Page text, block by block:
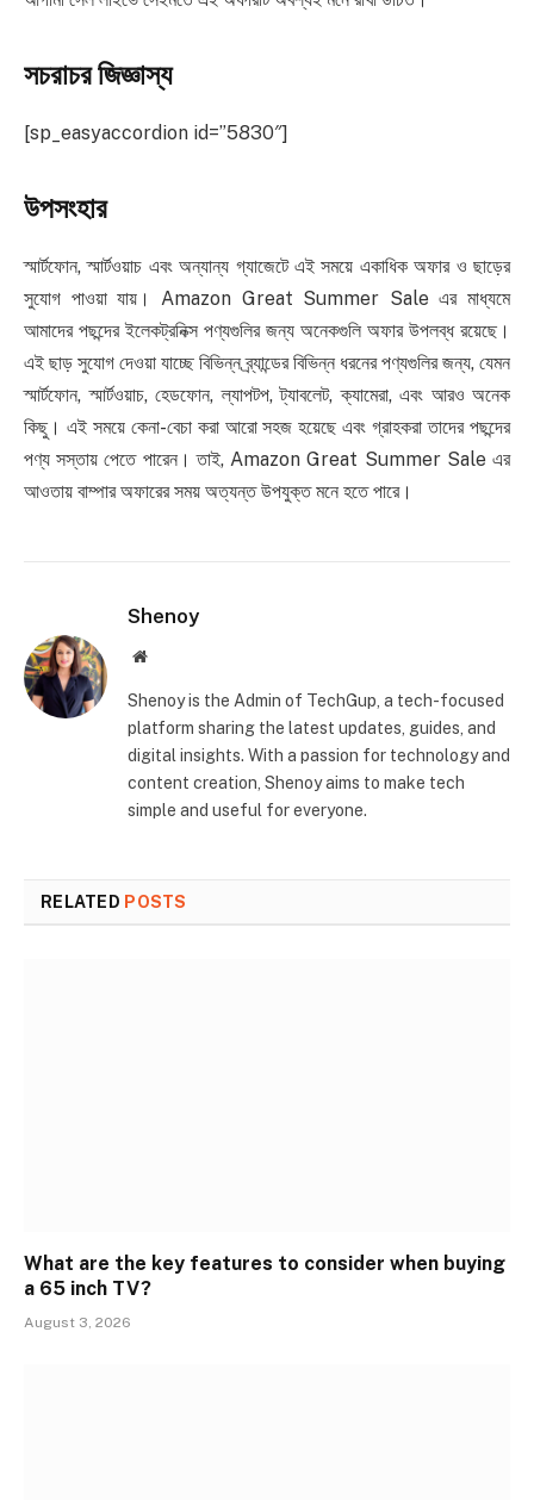
সচরাচর জিজ্ঞাস্য
[sp_easyaccordion id=”5830″]
উপসংহার
স্মার্টফোন, স্মার্টওয়াচ এবং অন্যান্য গ্যাজেটে এই সময়ে একাধিক অফার ও ছাড়ের
সুযোগ পাওয়া যায়। Amazon Great Summer Sale এর মাধ্যমে
আমাদের পছন্দের ইলেকট্রনিক্স পণ্যগুলির জন্য অনেকগুলি অফার উপলব্ধ রয়েছে।
এই ছাড় সুযোগ দেওয়া যাচ্ছে বিভিন্ন ব্র্যান্ডের বিভিন্ন ধরনের পণ্যগুলির জন্য, যেমন
স্মার্টফোন, স্মার্টওয়াচ, হেডফোন, ল্যাপটপ, ট্যাবলেট, ক্যামেরা, এবং আরও অনেক
কিছু। এই সময়ে কেনা-বেচা করা আরো সহজ হয়েছে এবং গ্রাহকরা তাদের পছন্দের
পণ্য সস্তায় পেতে পারেন। তাই, Amazon Great Summer Sale এর
আওতায় বাম্পার অফারের সময় অত্যন্ত উপযুক্ত মনে হতে পারে।
Shenoy
Website
Shenoy is the Admin of TechGup, a tech-focused
platform sharing the latest updates, guides, and
digital insights. With a passion for technology and
content creation, Shenoy aims to make tech
simple and useful for everyone.
RELATED POSTS
What are the key features to consider when buying
a 65 inch TV?
August 3, 2026